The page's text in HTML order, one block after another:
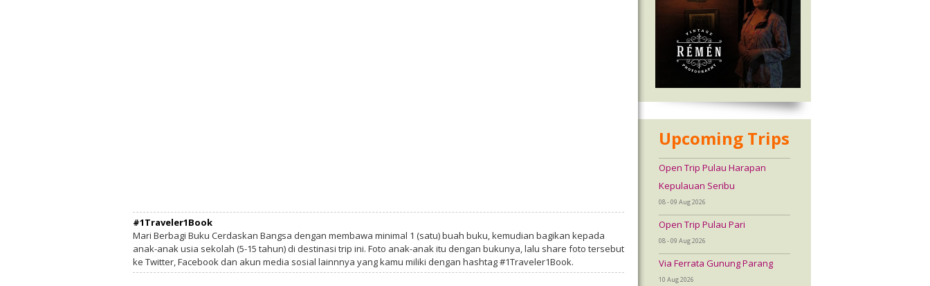
#1Traveler1Book
Mari Berbagi Buku Cerdaskan Bangsa dengan membawa minimal 1 (satu) buah buku, kemudian bagikan kepada
anak-anak usia sekolah (5-15 tahun) di destinasi trip ini. Foto anak-anak itu dengan bukunya, lalu share foto tersebut
ke Twitter, Facebook dan akun media sosial lainnnya yang kamu miliki dengan hashtag #1Traveler1Book.
Upcoming Trips
Open Trip Pulau Harapan
Kepulauan Seribu
08 - 09 Aug 2026
Open Trip Pulau Pari
08 - 09 Aug 2026
Via Ferrata Gunung Parang
10 Aug 2026